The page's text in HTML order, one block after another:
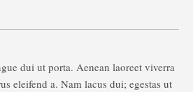
dui ut porta. Aenean laoreet viverra
eleifend a. Nam lacus dui; egestas ut